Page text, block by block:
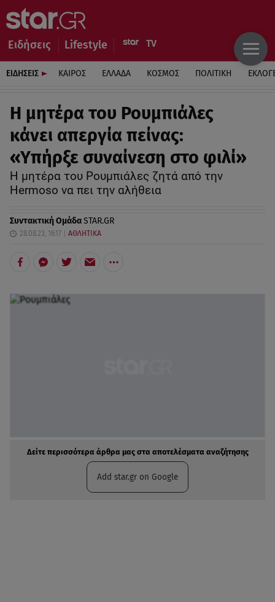
Ειδήσεις Lifestyle
ΕΙΔΗΣΕΙΣ ΚΑΙΡΟΣ ΕΛΛΑΔΑ ΚΟΣΜΟΣ ΠΟΛΙΤΙΚΗ
Η μητέρα του Ρουμπιάλες
κάνει απεργία πείνας:
«Υπήρξε συναίνεση στο φιλί»
Η μητέρα του Ρουμπιάλες ζητά από την
Hermoso να πει την αλήθεια
Συντακτική ΟμάδαSTAR.GR
28.08.23, 16:17 ΑΘΛΗΤΙΚΑ
Δείτε περισσότερα άρθρα μας στα αποτελέσματα αναζήτησης
Add star.gr on Google